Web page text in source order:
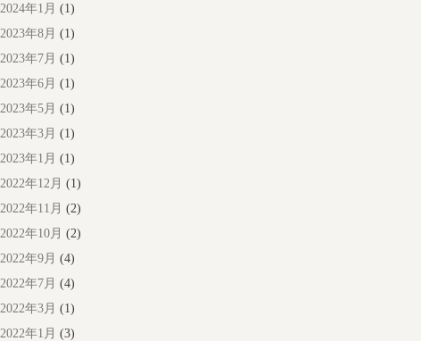
2024年1月 (1)
2023年8月 (1)
2023年7月 (1)
2023年6月 (1)
2023年5月 (1)
2023年3月 (1)
2023年1月 (1)
2022年12月 (1)
2022年11月 (2)
2022年10月 (2)
2022年9月 (4)
2022年7月 (4)
2022年3月 (1)
2022年1月 (3)